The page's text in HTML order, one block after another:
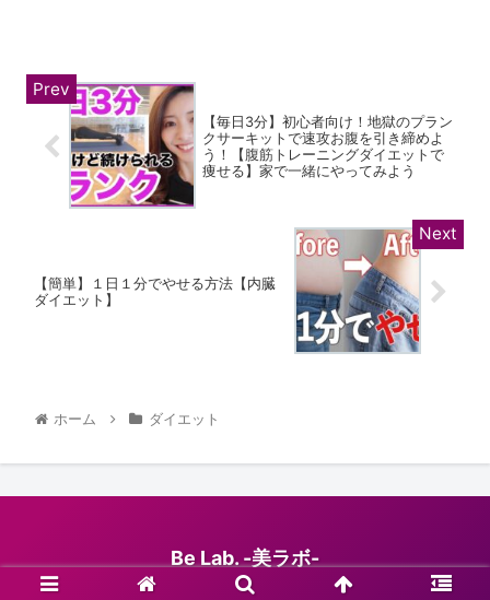
【毎日3分】初心者向け！地獄のプラン
クサーキットで速攻お腹を引き締めよ
う！【腹筋トレーニングダイエットで
痩せる】家で一緒にやってみよう
【簡単】１日１分でやせる方法【内臓
ダイエット】
ホーム ダイエット
Be Lab. -美ラボ-
© 2020 Be Lab. -美ラボ-.